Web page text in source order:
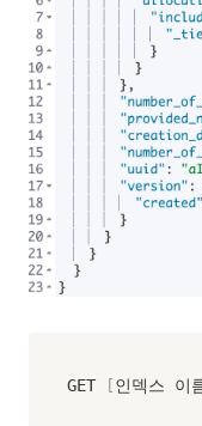
GET [인덱스 이